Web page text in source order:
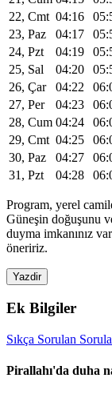
22, Cmt 04:16
23, Paz
04:17
24, Pzt
04:19
25, Sal
04:20
26, Çar
04:22
27, Per
04:23
28, Cum 04:24
29, Cmt 04:25
30, Paz
04:27
31, Pzt
04:28
Program, yerel
Güneşin doğuşunu
duyma imkanınız
öneririz.
Yazdir
Ek Bilgiler
Sıkça Sorulan
Pirallahı'da duha